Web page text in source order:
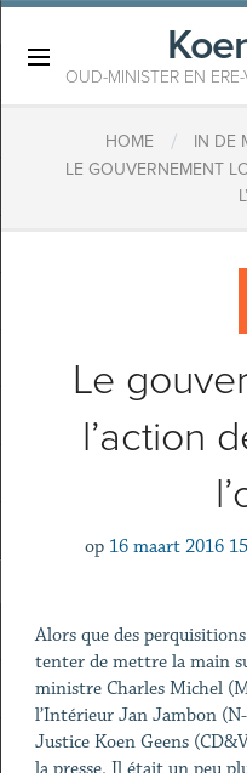
OUD-MINISTER EN
HOME / IN DE
LE GOUVERNEMENT
Le
l’action
op 16 maart 2016
Alors que des
tenter de mettre la main
ministre Charles Michel
l’Intérieur Jan Jambon
Justice Koen Geens